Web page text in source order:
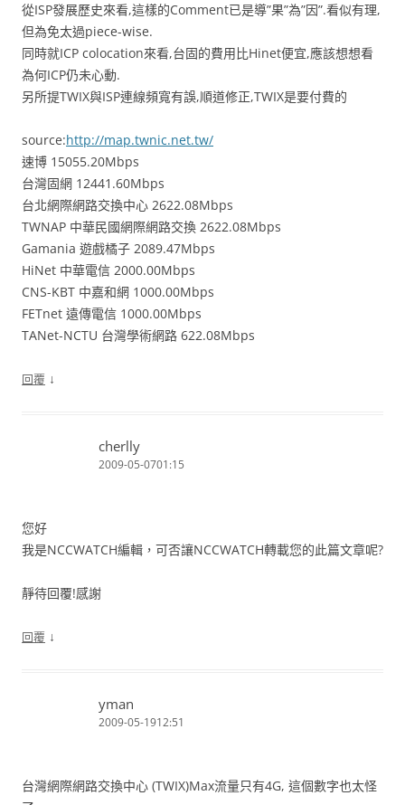
從ISP發展歷史來看,這樣的Comment已是導”果”為”因”.看似有理,
但為免太過piece-wise.
同時就ICP colocation來看,台固的費用比Hinet便宜,應該想想看
為何ICP仍未心動.
另所提TWIX與ISP連線頻寬有誤,順道修正,TWIX是要付費的
source:http://map.twnic.net.tw/
速博 15055.20Mbps
台灣固網 12441.60Mbps
台北網際網路交換中心 2622.08Mbps
TWNAP 中華民國網際網路交換 2622.08Mbps
Gamania 遊戲橘子 2089.47Mbps
HiNet 中華電信 2000.00Mbps
CNS-KBT 中嘉和網 1000.00Mbps
FETnet 遠傳電信 1000.00Mbps
TANet-NCTU 台灣學術網路 622.08Mbps
回覆 ↓
cherlly
2009-05-0701:15
您好
我是NCCWATCH編輯，可否讓NCCWATCH轉載您的此篇文章呢?
靜待回覆!感謝
回覆 ↓
yman
2009-05-1912:51
台灣網際網路交換中心 (TWIX)Max流量只有4G, 這個數字也太怪